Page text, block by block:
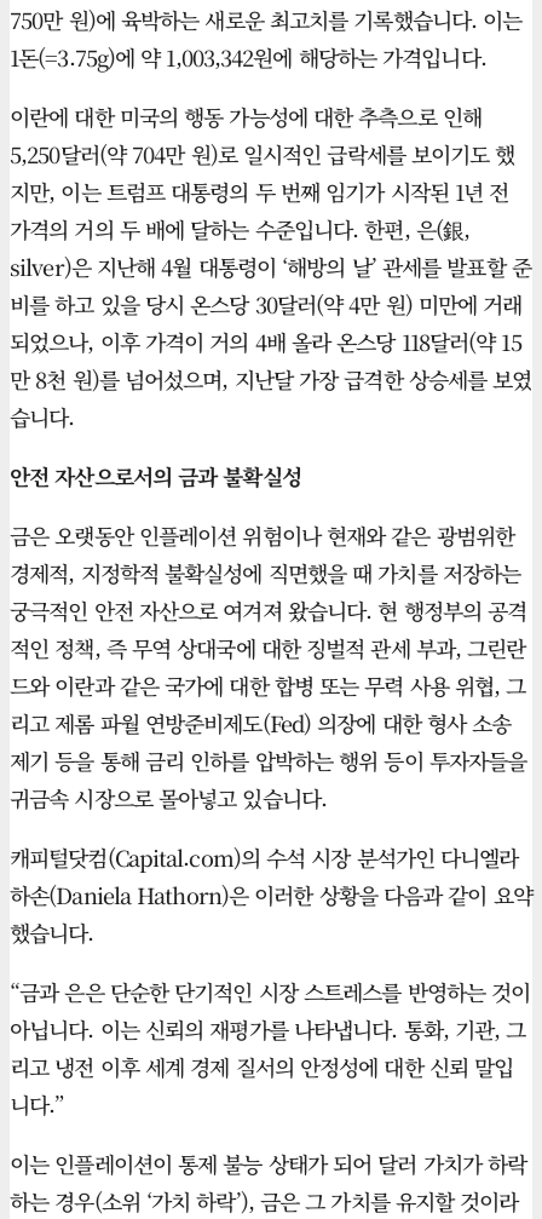
750만 원)에 육박하는 새로운 최고치를 기록했습니다. 이는
1돈(=3.75g)에 약 1,003,342원에 해당하는 가격입니다.
이란에 대한 미국의 행동 가능성에 대한 추측으로 인해
5,250달러(약 704만 원)로 일시적인 급락세를 보이기도 했
지만, 이는 트럼프 대통령의 두 번째 임기가 시작된 1년 전
가격의 거의 두 배에 달하는 수준입니다. 한편, 은(銀,
silver)은 지난해 4월 대통령이 ‘해방의 날’ 관세를 발표할 준
비를 하고 있을 당시 온스당 30달러(약 4만 원) 미만에 거래
되었으나, 이후 가격이 거의 4배 올라 온스당 118달러(약 15
만 8천 원)를 넘어섰으며, 지난달 가장 급격한 상승세를 보였
습니다.
안전 자산으로서의 금과 불확실성
금은 오랫동안 인플레이션 위험이나 현재와 같은 광범위한
경제적, 지정학적 불확실성에 직면했을 때 가치를 저장하는
궁극적인 안전 자산으로 여겨져 왔습니다. 현 행정부의 공격
적인 정책, 즉 무역 상대국에 대한 징벌적 관세 부과, 그린란
드와 이란과 같은 국가에 대한 합병 또는 무력 사용 위협, 그
리고 제롬 파월 연방준비제도(Fed) 의장에 대한 형사 소송
제기 등을 통해 금리 인하를 압박하는 행위 등이 투자자들을
귀금속 시장으로 몰아넣고 있습니다.
캐피털닷컴(Capital.com)의 수석 시장 분석가인 다니엘라
하손(Daniela Hathorn)은 이러한 상황을 다음과 같이 요약
했습니다.
“금과 은은 단순한 단기적인 시장 스트레스를 반영하는 것이
아닙니다. 이는 신뢰의 재평가를 나타냅니다. 통화, 기관, 그
리고 냉전 이후 세계 경제 질서의 안정성에 대한 신뢰 말입
니다.”
이는 인플레이션이 통제 불능 상태가 되어 달러 가치가 하락
하는 경우(소위 ‘가치 하락’), 금은 그 가치를 유지할 것이라